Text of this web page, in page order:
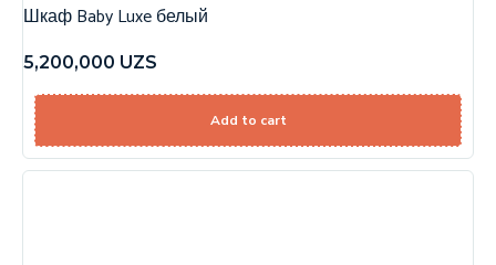
Шкаф Baby Luxe белый
5,200,000 UZS
Add to cart